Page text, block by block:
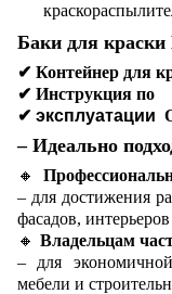
Баки для краски
✔ Контейнер для
✔ Инструкция по
✔ эксплуатации
– Идеально
🔸
– для достижения
фасадов,
🔸 Владельцам
– для
мебели и